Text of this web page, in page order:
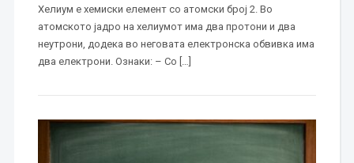
Хелиум е хемиски елемент со атомски број 2. Во
атомското јадро на хелиумот има два протони и два
неутрони, додека во неговата електронска обвивка има
два електрони. Ознаки: – Со […]